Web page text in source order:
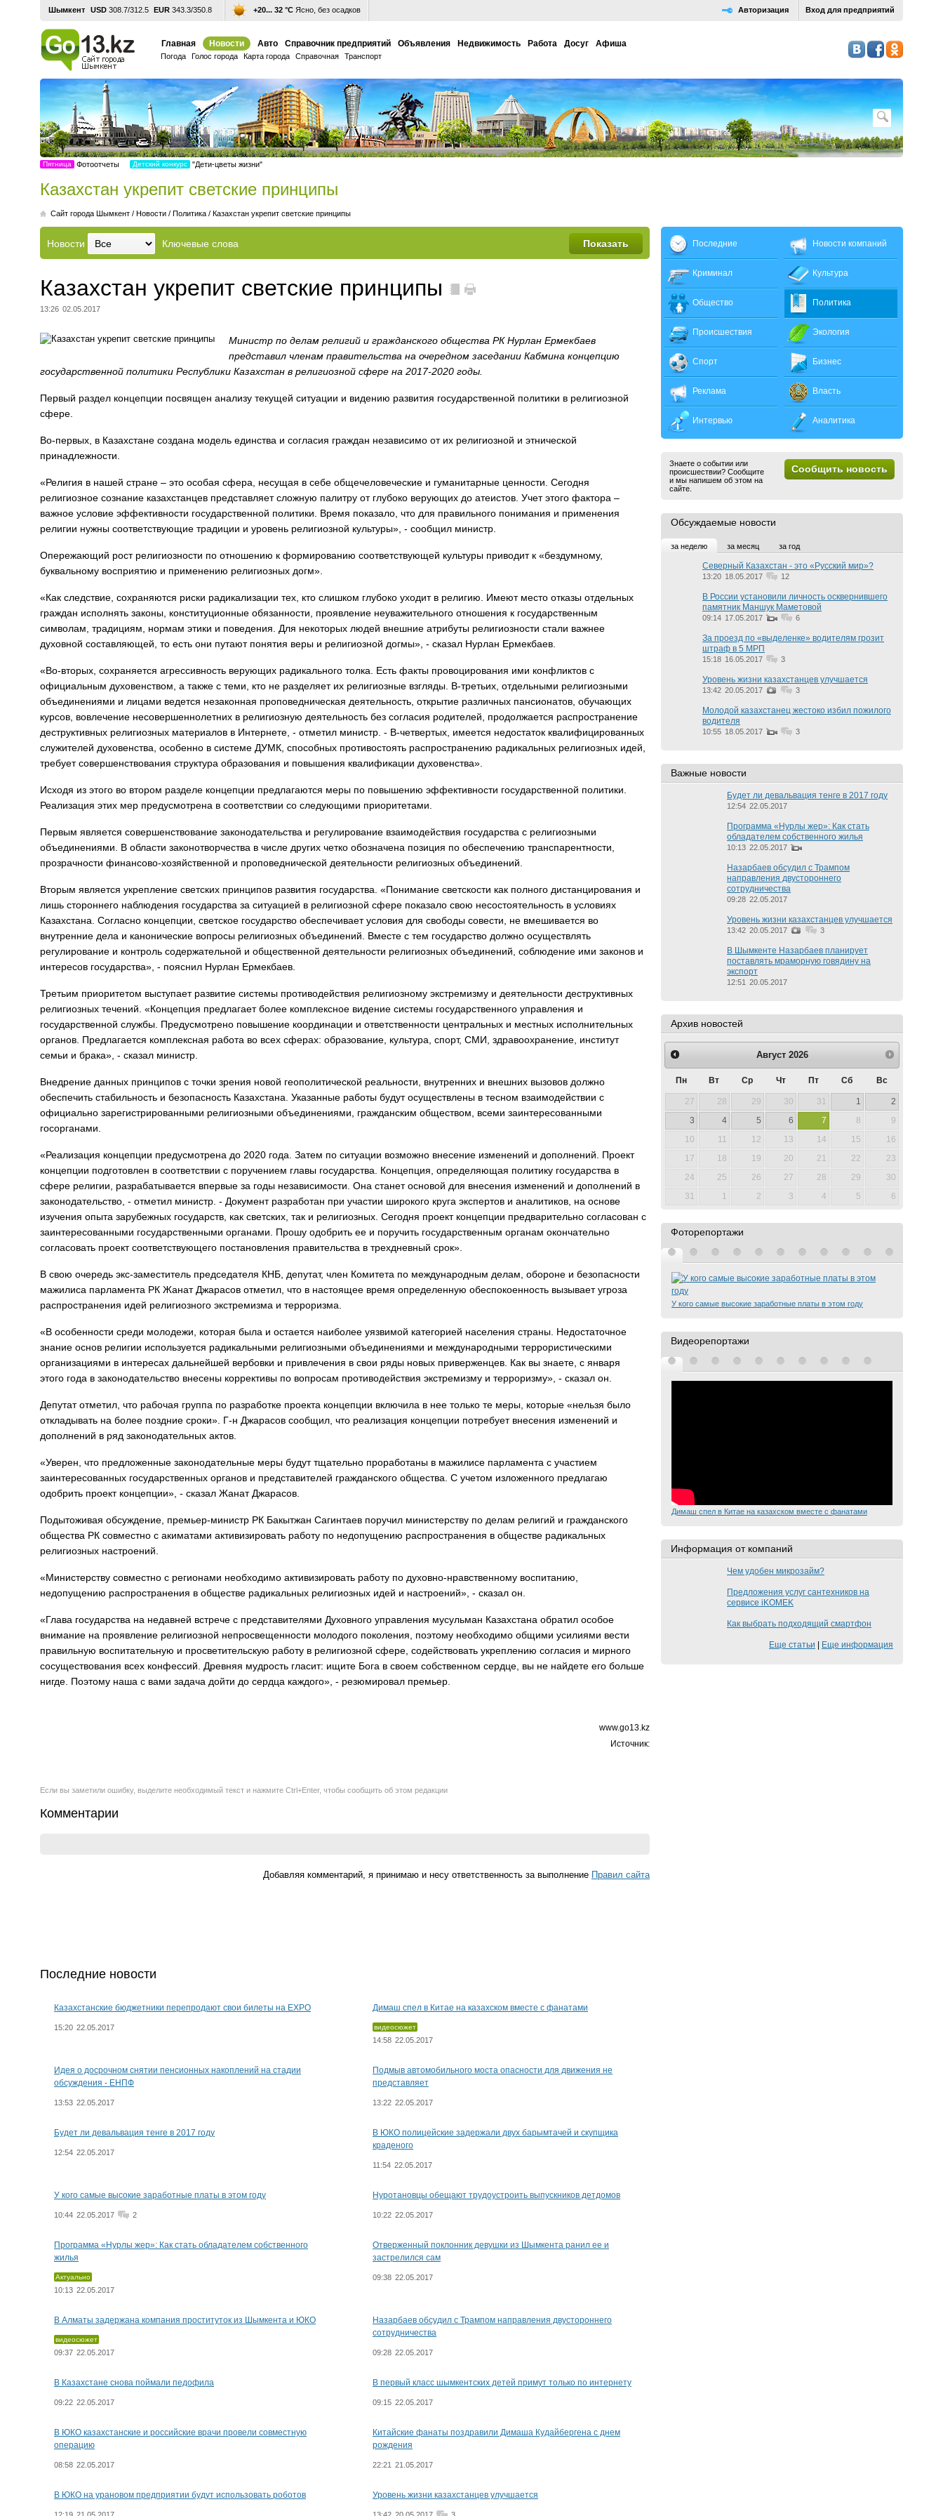
Шымкент USD 308.7/312.5 EUR 343.3/350.8 +20... 32 °С Ясно, без осадков Вход для предприятий
Авторизация
Главная Новости Авто Справочник предприятий Объявления Недвижимость Работа Досуг Афиша
Погода Голос города Карта города Справочная Транспорт
Пятница Фотоотчеты Детский конкурс "Дети-цветы жизни"
Казахстан укрепит светские принципы
Cайт города Шымкент / Новости / Политика / Казахстан укрепит светские принципы
Новости Ключевые слова
Казахстан укрепит светские принципы
13:26 02.05.2017
Министр по делам религий и гражданского общества РК Нурлан Ермекбаев
представил членам правительства на очередном заседании Кабмина концепцию
государственной политики Республики Казахстан в религиозной сфере на 2017-2020 годы.
Первый раздел концепции посвящен анализу текущей ситуации и видению развития государственной политики в религиозной
сфере.
Во-первых, в Казахстане создана модель единства и согласия граждан независимо от их религиозной и этнической
принадлежности.
«Религия в нашей стране – это особая сфера, несущая в себе общечеловеческие и гуманитарные ценности. Сегодня
религиозное сознание казахстанцев представляет сложную палитру от глубоко верующих до атеистов. Учет этого фактора –
важное условие эффективности государственной политики. Время показало, что для правильного понимания и применения
религии нужны соответствующие традиции и уровень религиозной культуры», - сообщил министр.
Опережающий рост религиозности по отношению к формированию соответствующей культуры приводит к «бездумному,
буквальному восприятию и применению религиозных догм».
«Как следствие, сохраняются риски радикализации тех, кто слишком глубоко уходит в религию. Имеют место отказы отдельных
граждан исполнять законы, конституционные обязанности, проявление неуважительного отношения к государственным
символам, традициям, нормам этики и поведения. Для некоторых людей внешние атрибуты религиозности стали важнее
духовной составляющей, то есть они путают понятия веры и религиозной догмы», - сказал Нурлан Ермекбаев.
«Во-вторых, сохраняется агрессивность верующих радикального толка. Есть факты провоцирования ими конфликтов с
официальным духовенством, а также с теми, кто не разделяет их религиозные взгляды. В-третьих, отдельными религиозными
объединениями и лицами ведется незаконная проповедническая деятельность, открытие различных пансионатов, обучающих
курсов, вовлечение несовершеннолетних в религиозную деятельность без согласия родителей, продолжается распространение
деструктивных религиозных материалов в Интернете, - отметил министр. - В-четвертых, имеется недостаток квалифицированных
служителей духовенства, особенно в системе ДУМК, способных противостоять распространению радикальных религиозных идей,
требует совершенствования структура образования и повышения квалификации духовенства».
Исходя из этого во втором разделе концепции предлагаются меры по повышению эффективности государственной политики.
Реализация этих мер предусмотрена в соответствии со следующими приоритетами.
Первым является совершенствование законодательства и регулирование взаимодействия государства с религиозными
объединениями. В области законотворчества в числе других четко обозначена позиция по обеспечению транспарентности,
прозрачности финансово-хозяйственной и проповеднической деятельности религиозных объединений.
Вторым является укрепление светских принципов развития государства. «Понимание светскости как полного дистанцирования и
лишь стороннего наблюдения государства за ситуацией в религиозной сфере показало свою несостоятельность в условиях
Казахстана. Согласно концепции, светское государство обеспечивает условия для свободы совести, не вмешивается во
внутренние дела и канонические вопросы религиозных объединений. Вместе с тем государство должно осуществлять
регулирование и контроль содержательной и общественной деятельности религиозных объединений, соблюдение ими законов и
интересов государства», - пояснил Нурлан Ермекбаев.
Третьим приоритетом выступает развитие системы противодействия религиозному экстремизму и деятельности деструктивных
религиозных течений. «Концепция предлагает более комплексное видение системы государственного управления и
государственной службы. Предусмотрено повышение координации и ответственности центральных и местных исполнительных
органов. Предлагается комплексная работа во всех сферах: образование, культура, спорт, СМИ, здравоохранение, институт
семьи и брака», - сказал министр.
Внедрение данных принципов с точки зрения новой геополитической реальности, внутренних и внешних вызовов должно
обеспечить стабильность и безопасность Казахстана. Указанные работы будут осуществлены в тесном взаимодействии с
официально зарегистрированными религиозными объединениями, гражданским обществом, всеми заинтересованными
госорганами.
«Реализация концепции предусмотрена до 2020 года. Затем по ситуации возможно внесение изменений и дополнений. Проект
концепции подготовлен в соответствии с поручением главы государства. Концепция, определяющая политику государства в
сфере религии, разрабатывается впервые за годы независимости. Она станет основой для внесения изменений и дополнений в
законодательство, - отметил министр. - Документ разработан при участии широкого круга экспертов и аналитиков, на основе
изучения опыта зарубежных государств, как светских, так и религиозных. Сегодня проект концепции предварительно согласован с
заинтересованными государственными органами. Прошу одобрить ее и поручить государственным органам окончательно
согласовать проект соответствующего постановления правительства в трехдневный срок».
В свою очередь экс-заместитель председателя КНБ, депутат, член Комитета по международным делам, обороне и безопасности
мажилиса парламента РК Жанат Джарасов отметил, что в настоящее время определенную обеспокоенность вызывает угроза
распространения идей религиозного экстремизма и терроризма.
«В особенности среди молодежи, которая была и остается наиболее уязвимой категорией населения страны. Недостаточное
знание основ религии используется радикальными религиозными объединениями и международными террористическими
организациями в интересах дальнейшей вербовки и привлечения в свои ряды новых приверженцев. Как вы знаете, с января
этого года в законодательство внесены коррективы по вопросам противодействия экстремизму и терроризму», - сказал он.
Депутат отметил, что рабочая группа по разработке проекта концепции включила в нее только те меры, которые «нельзя было
откладывать на более поздние сроки». Г-н Джарасов сообщил, что реализация концепции потребует внесения изменений и
дополнений в ряд законодательных актов.
«Уверен, что предложенные законодательные меры будут тщательно проработаны в мажилисе парламента с участием
заинтересованных государственных органов и представителей гражданского общества. С учетом изложенного предлагаю
одобрить проект концепции», - сказал Жанат Джарасов.
Подытоживая обсуждение, премьер-министр РК Бакытжан Сагинтаев поручил министерству по делам религий и гражданского
общества РК совместно с акиматами активизировать работу по недопущению распространения в обществе радикальных
религиозных настроений.
«Министерству совместно с регионами необходимо активизировать работу по духовно-нравственному воспитанию,
недопущению распространения в обществе радикальных религиозных идей и настроений», - сказал он.
«Глава государства на недавней встрече с представителями Духовного управления мусульман Казахстана обратил особое
внимание на проявление религиозной непросвещенности молодого поколения, поэтому необходимо общими усилиями вести
правильную воспитательную и просветительскую работу в религиозной сфере, содействовать укреплению согласия и мирного
сосуществования всех конфессий. Древняя мудрость гласит: ищите Бога в своем собственном сердце, вы не найдете его больше
нигде. Поэтому наша с вами задача дойти до сердца каждого», - резюмировал премьер.
www.go13.kz
Источник:
Если вы заметили ошибку, выделите необходимый текст и нажмите Ctrl+Enter, чтобы сообщить об этом редакции
Комментарии
Добавляя комментарий, я принимаю и несу ответственность за выполнение Правил cайта
Последние новости
Казахстанские бюджетники перепродают свои билеты на EXPO
15:20 22.05.2017
Димаш спел в Китае на казахском вместе с фанатами
видеосюжет
14:58 22.05.2017
Идея о досрочном снятии пенсионных накоплений на стадии
обсуждения - ЕНПФ
13:53 22.05.2017
Подмыв автомобильного моста опасности для движения не
представляет
13:22 22.05.2017
Будет ли девальвация тенге в 2017 году
12:54 22.05.2017
В ЮКО полицейские задержали двух барымтачей и скупщика
краденого
11:54 22.05.2017
У кого самые высокие заработные платы в этом году
10:44 22.05.2017 2
Нуротановцы обещают трудоустроить выпускников детдомов
10:22 22.05.2017
Программа «Нурлы жер»: Как стать обладателем собственного
жилья
Актуально
10:13 22.05.2017
Отверженный поклонник девушки из Шымкента ранил ее и
застрелился сам
09:38 22.05.2017
В Алматы задержана компания проституток из Шымкента и ЮКО
видеосюжет
09:37 22.05.2017
Назарбаев обсудил с Трампом направления двустороннего
сотрудничества
09:28 22.05.2017
В Казахстане снова поймали педофила
09:22 22.05.2017
В первый класс шымкентских детей примут только по интернету
09:15 22.05.2017
В ЮКО казахстанские и российские врачи провели совместную
операцию
08:58 22.05.2017
Китайские фанаты поздравили Димаша Кудайбергена с днем
рождения
22:21 21.05.2017
В ЮКО на урановом предприятии будут использовать роботов Уровень жизни казахстанцев улучшается
Последние
Криминал
Общество
Происшествия
Спорт
Реклама
Интервью
Новости компаний
Культура
Политика
Экология
Бизнес
Власть
Аналитика
Сообщить новость
Знаете о событии или
происшествии? Сообщите
и мы напишем об этом на
сайте.
Обсуждаемые новости
за неделю за месяц за год
Северный Казахстан - это «Русский мир»?
13:20 18.05.2017 12
В России установили личность осквернившего
памятник Маншук Маметовой
09:14 17.05.2017 6
За проезд по «выделенке» водителям грозит
штраф в 5 МРП
15:18 16.05.2017 3
Уровень жизни казахстанцев улучшается
13:42 20.05.2017 3
Молодой казахстанец жестоко избил пожилого
водителя
10:55 18.05.2017 3
Важные новости
Будет ли девальвация тенге в 2017 году
12:54 22.05.2017
Программа «Нурлы жер»: Как стать
обладателем собственного жилья
10:13 22.05.2017
Назарбаев обсудил с Трампом
направления двустороннего
сотрудничества
09:28 22.05.2017
Уровень жизни казахстанцев улучшается
13:42 20.05.2017 3
В Шымкенте Назарбаев планирует
поставлять мраморную говядину на
экспорт
12:51 20.05.2017
Архив новостей
Август 2026
Пн Вт Ср Чт Пт Сб Вс
27 28 29 30 31 1
2
3
4 5 6 7 8
9
10
11 12 13 14 15
16
17
18 19 20 21 22
23
24
25 26 27 28 29
30
31
1 2 3 4 5 6
Фоторепортажи
У кого самые высокие заработные платы в этом году
Видеорепортажи
Димаш спел в Китае на казахском вместе с фанатами
Информация от компаний
Чем удобен микрозайм?
Предложения услуг сантехников на
сервисе iKOMEK
Как выбрать подходящий смартфон
Еще статьи | Еще информация